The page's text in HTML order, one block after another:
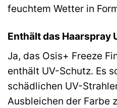
feuchtem Wetter in
Enthält das Haarspray
Ja, das Osis+ Freeze
enthält UV-Schutz. Es
schädlichen UV-
Ausbleichen der Farbe